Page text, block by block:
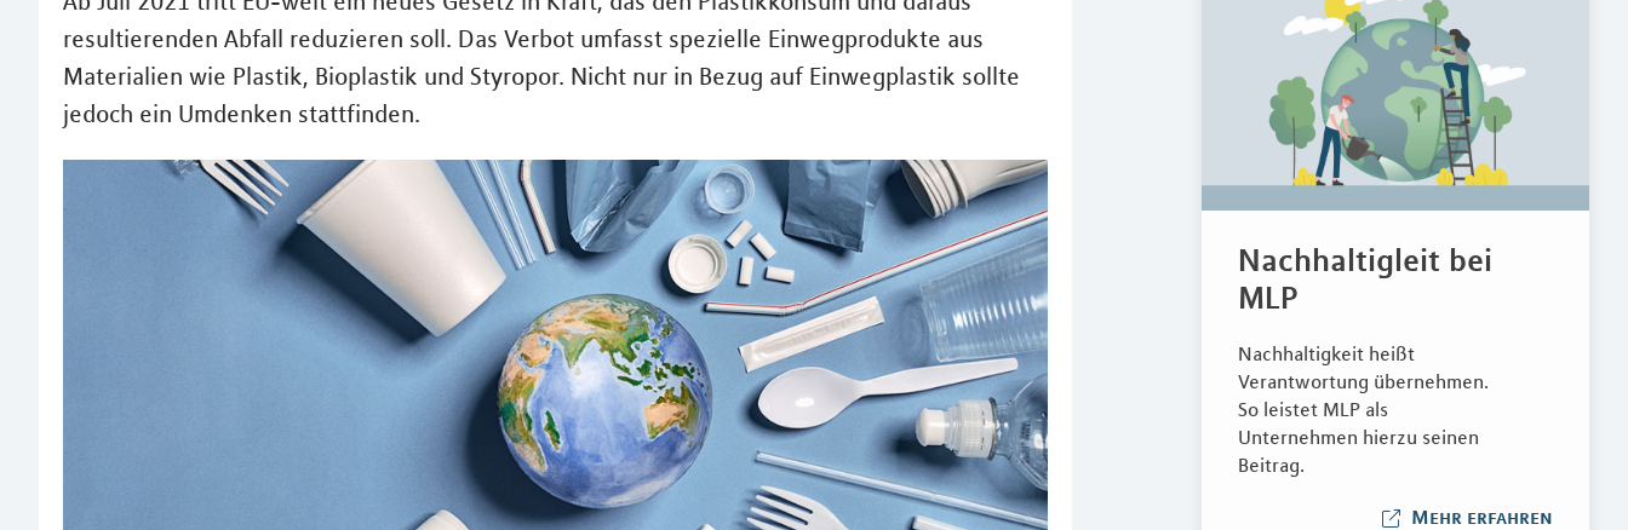
resultierenden Abfall reduzieren soll. Das Verbot umfasst spezielle Einwegprodukte aus
Materialien wie Plastik, Bioplastik und Styropor. Nicht nur in Bezug auf Einwegplastik sollte
jedoch ein Umdenken stattfinden.
Nachhaltigleit bei
MLP
Nachhaltigkeit heißt
Verantwortung übernehmen.
So leistet MLP als
Unternehmen hierzu seinen
Beitrag.
Mehr erfahren